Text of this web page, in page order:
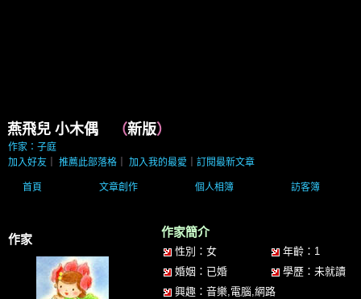
燕飛兒 小木偶 （新版）
首頁 文章創作 個人相簿 訪客簿
加入好友 推薦此部落格 加入我的最愛 訂閱最新文章
作家：子庭
作家
作家簡介
性別：女
年齡：1
婚姻：已婚
學歷：未就讀
興趣：音樂,電腦,網路